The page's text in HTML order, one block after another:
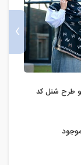
طرح شنل کد
›